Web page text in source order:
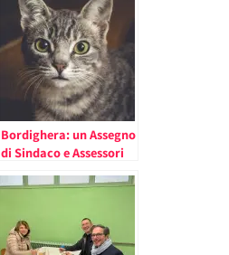
Bordighera: un Assegno
di Sindaco e Assessori
Bordigatti